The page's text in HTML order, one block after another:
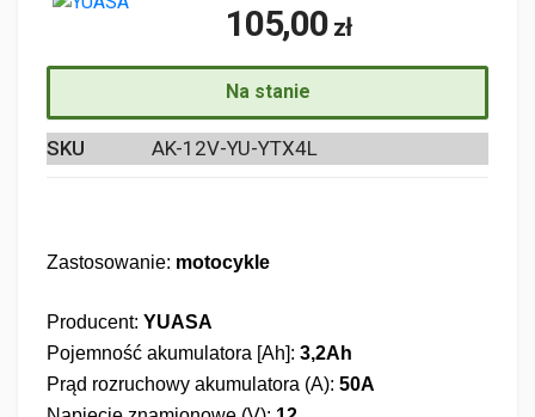
105,00 zł
Na stanie
SKU AK-12V-YU-YTX4L
Zastosowanie: motocykle
Producent: YUASA
Pojemność akumulatora [Ah]: 3,2Ah
Prąd rozruchowy akumulatora (A): 50A